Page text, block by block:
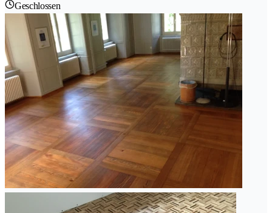
Geschlossen